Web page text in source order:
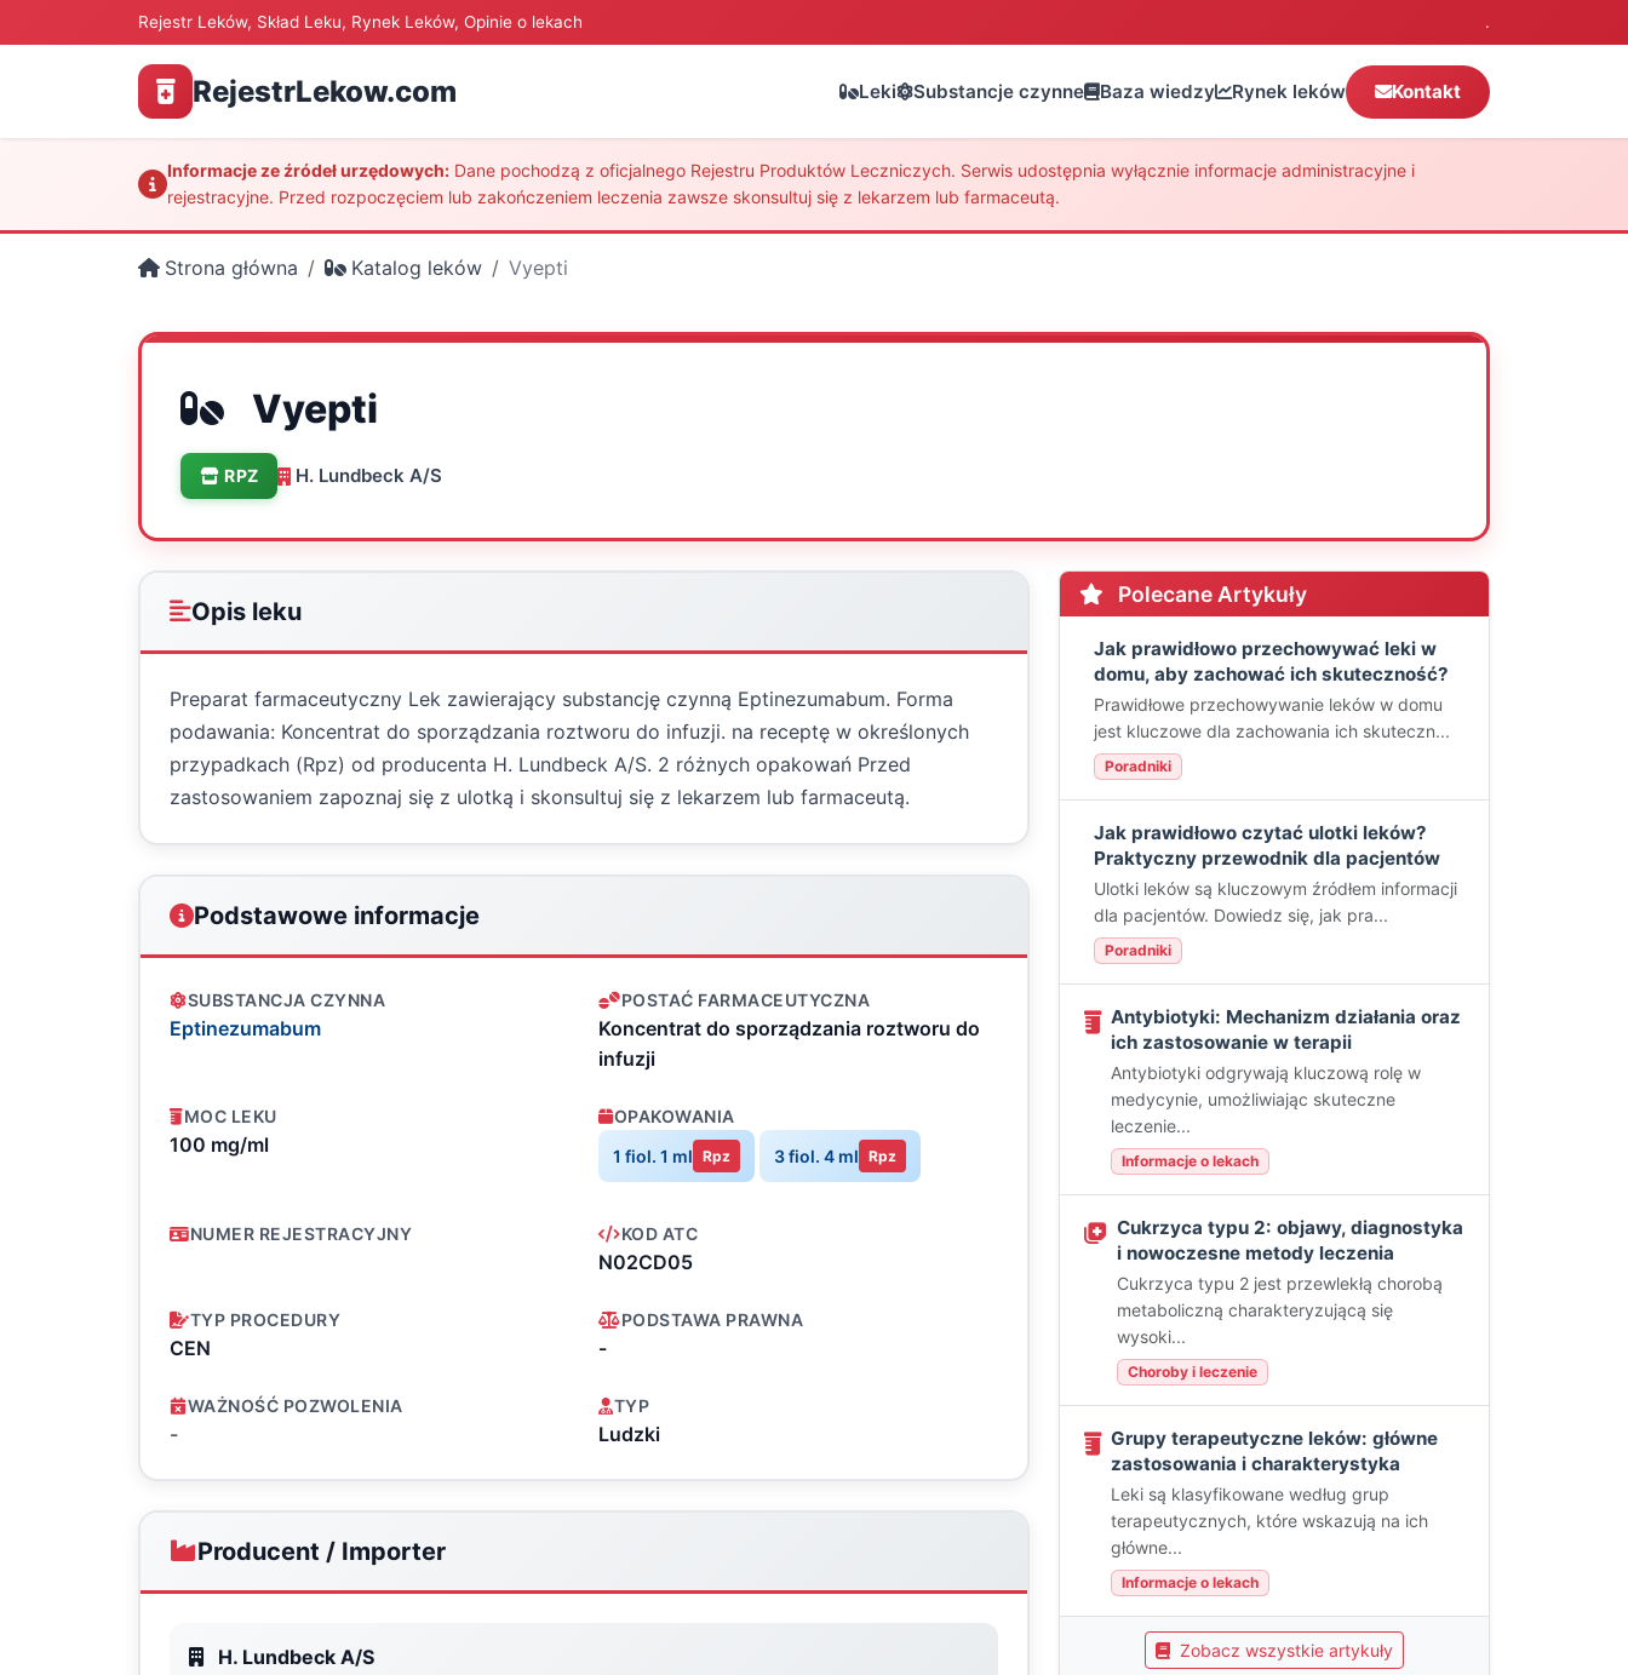
Rejestr Leków, Skład Leku, Rynek Leków, Opinie o lekach .
RejestrLekow.com Leki Substancje czynne Baza wiedzy Rynek leków Kontakt
Informacje ze źródeł urzędowych: Dane pochodzą z oficjalnego Rejestru Produktów Leczniczych. Serwis udostępnia wyłącznie informacje administracyjne i
rejestracyjne. Przed rozpoczęciem lub zakończeniem leczenia zawsze skonsultuj się z lekarzem lub farmaceutą.
Strona główna Katalog leków Vyepti
Vyepti
RPZ H. Lundbeck A/S
Opis leku
Preparat farmaceutyczny Lek zawierający substancję czynną Eptinezumabum. Forma
podawania: Koncentrat do sporządzania roztworu do infuzji. na receptę w określonych
przypadkach (Rpz) od producenta H. Lundbeck A/S. 2 różnych opakowań Przed
zastosowaniem zapoznaj się z ulotką i skonsultuj się z lekarzem lub farmaceutą.
Podstawowe informacje
SUBSTANCJA CZYNNA
Eptinezumabum
POSTAĆ FARMACEUTYCZNA
Koncentrat do sporządzania roztworu do
infuzji
MOC LEKU
100 mg/ml
OPAKOWANIA
1 fiol. 1 ml Rpz 3 fiol. 4 ml Rpz
NUMER REJESTRACYJNY KOD ATC
N02CD05
TYP PROCEDURY
CEN
PODSTAWA PRAWNA
-
WAŻNOŚĆ POZWOLENIA
-
TYP
Ludzki
Producent / Importer
H. Lundbeck A/S
Polecane Artykuły
Jak prawidłowo przechowywać leki w
domu, aby zachować ich skuteczność?
Prawidłowe przechowywanie leków w domu
jest kluczowe dla zachowania ich skuteczn...
Poradniki
Jak prawidłowo czytać ulotki leków?
Praktyczny przewodnik dla pacjentów
Ulotki leków są kluczowym źródłem informacji
dla pacjentów. Dowiedz się, jak pra...
Poradniki
Antybiotyki: Mechanizm działania oraz
ich zastosowanie w terapii
Antybiotyki odgrywają kluczową rolę w
medycynie, umożliwiając skuteczne
leczenie...
Informacje o lekach
Cukrzyca typu 2: objawy, diagnostyka
i nowoczesne metody leczenia
Cukrzyca typu 2 jest przewlekłą chorobą
metaboliczną charakteryzującą się
wysoki...
Choroby i leczenie
Grupy terapeutyczne leków: główne
zastosowania i charakterystyka
Leki są klasyfikowane według grup
terapeutycznych, które wskazują na ich
główne...
Informacje o lekach
Zobacz wszystkie artykuły